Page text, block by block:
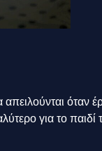
για το